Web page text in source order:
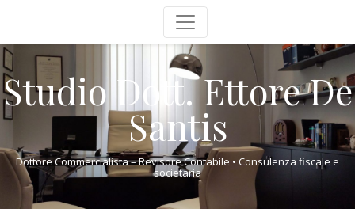
Studio Dott. Ettore De
Santis
Dottore Commercialista – Revisore Contabile • Consulenza fiscale e
societaria